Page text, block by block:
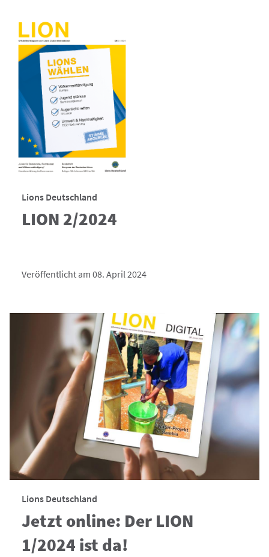
Lions Deutschland
LION 2/2024
Veröffentlicht am 08. April 2024
Lions Deutschland
Jetzt online: Der LION
1/2024 ist da!